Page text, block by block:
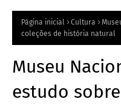
RPágina inicial Cultura
coleções de história natural
Museu
estudo